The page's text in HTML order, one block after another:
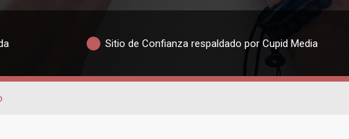
Sitio de Confianza respaldado por Cupid Media